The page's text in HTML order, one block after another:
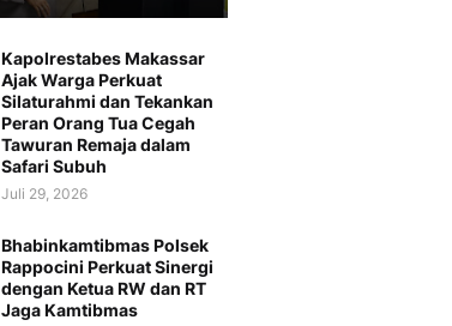
Kapolrestabes Makassar
Ajak Warga Perkuat
Silaturahmi dan Tekankan
Peran Orang Tua Cegah
Tawuran Remaja dalam
Safari Subuh
Juli 29, 2026
Bhabinkamtibmas Polsek
Rappocini Perkuat Sinergi
dengan Ketua RW dan RT
Jaga Kamtibmas